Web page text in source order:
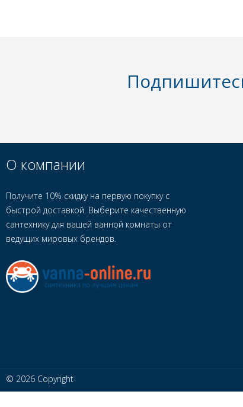
О компании
Получите 10% скидку на первую покупку с
быстрой доставкой. Выберите качественную
сантехнику для вашей ванной комнаты от
ведущих мировых брендов.
© 2026 Copyright